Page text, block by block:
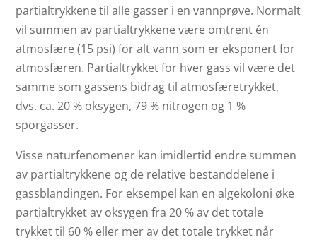
partialtrykkene til alle gasser i en vannprøve. Normalt
vil summen av partialtrykkene være omtrent én
atmosfære (15 psi) for alt vann som er eksponert for
atmosfæren. Partialtrykket for hver gass vil være det
samme som gassens bidrag til atmosfæretrykket,
dvs. ca. 20 % oksygen, 79 % nitrogen og 1 %
sporgasser.
Visse naturfenomener kan imidlertid endre summen
av partialtrykkene og de relative bestanddelene i
gassblandingen. For eksempel kan en algekoloni øke
partialtrykket av oksygen fra 20 % av det totale
trykket til 60 % eller mer av det totale trykket når